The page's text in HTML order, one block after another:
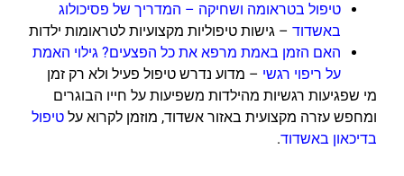
טיפול בטראומה ושחיקה – המדריך של פסיכולוג
באשדוד – גישות טיפוליות מקצועיות לטראומות ילדות
האם הזמן באמת מרפא את כל הפצעים? גילוי האמת
על ריפוי רגשי – מדוע נדרש טיפול פעיל ולא רק זמן
מי שפגיעות רגשיות מהילדות משפיעות על חייו הבוגרים
ומחפש עזרה מקצועית באזור אשדוד, מוזמן לקרוא על טיפול
בדיכאון באשדוד.